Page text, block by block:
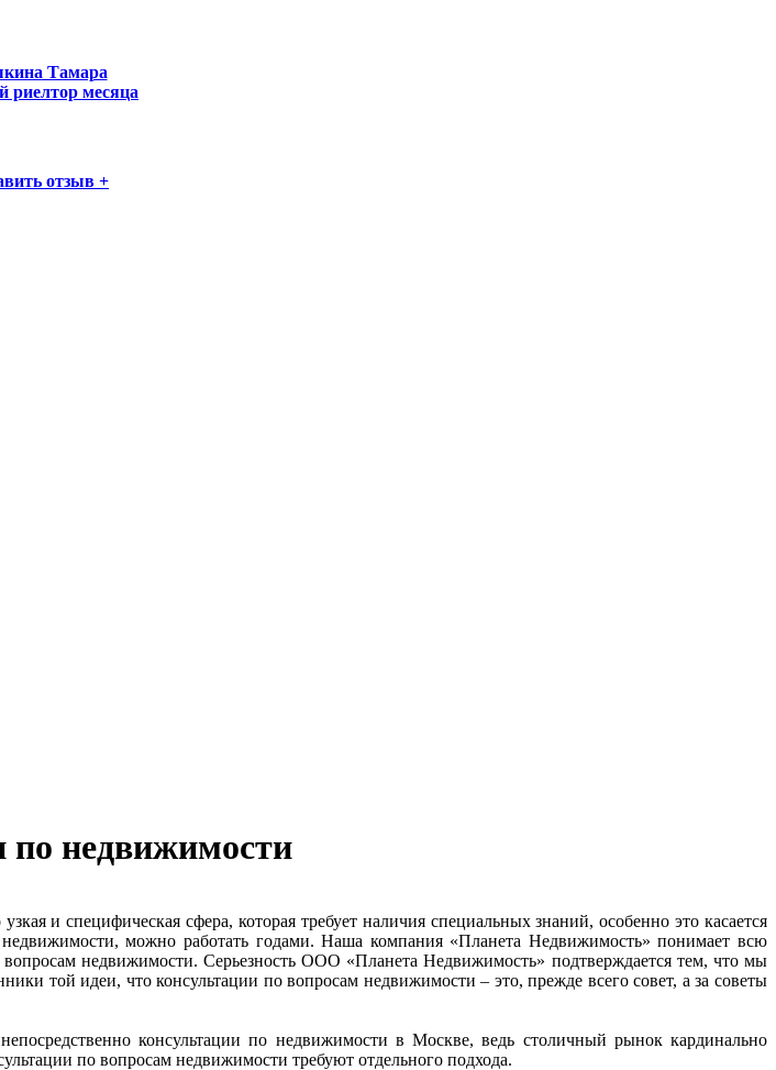
Тамара
риелтор месяца
отзыв +
по недвижимости
и специфическая сфера, которая требует наличия специальных знаний, особенно это касается
можно работать годами. Наша компания «Планета Недвижимость» понимает всю
недвижимости. Серьезность ООО «Планета Недвижимость» подтверждается тем, что мы
той идеи, что консультации по вопросам недвижимости – это, прежде всего совет, а за советы
консультации по недвижимости в Москве, ведь столичный рынок кардинально
по вопросам недвижимости требуют отдельного подхода.